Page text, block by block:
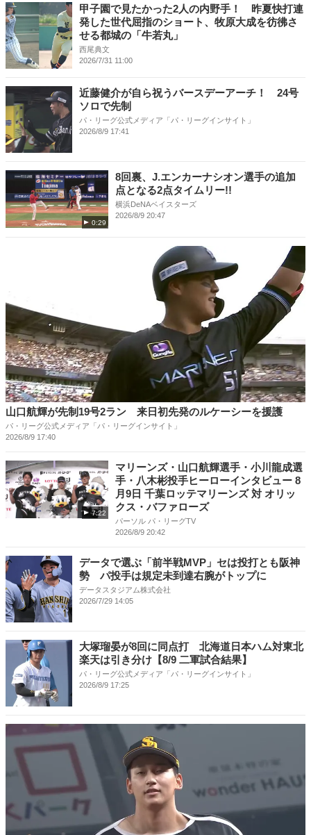
甲子園で見たかった2人の内野手！ 昨夏快打連
発した世代屈指のショート、牧原大成を彷彿さ
せる都城の「牛若丸」
西尾典文
2026/7/31 11:00
近藤健介が自ら祝うバースデーアーチ！ 24号
ソロで先制
パ・リーグ公式メディア「パ・リーグインサイト」
2026/8/9 17:41
0:29
8回裏、J.エンカーナシオン選手の追加
点となる2点タイムリー!!
横浜DeNAベイスターズ
2026/8/9 20:47
山口航輝が先制19号2ラン 来日初先発のルケーシーを援護
パ・リーグ公式メディア「パ・リーグインサイト」
2026/8/9 17:40
7:22
マリーンズ・山口航輝選手・小川龍成選
手・八木彬投手ヒーローインタビュー 8
月9日 千葉ロッテマリーンズ 対 オリッ
クス・バファローズ
パーソル パ・リーグTV
2026/8/9 20:42
データで選ぶ「前半戦MVP」セは投打とも阪神
勢 パ投手は規定未到達右腕がトップに
データスタジアム株式会社
2026/7/29 14:05
大塚瑠晏が8回に同点打 北海道日本ハム対東北
楽天は引き分け【8/9 二軍試合結果】
パ・リーグ公式メディア「パ・リーグインサイト」
2026/8/9 17:25